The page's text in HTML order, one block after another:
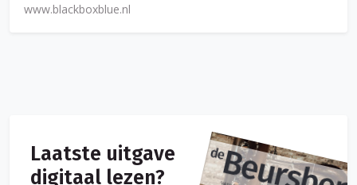
www.blackboxblue.nl
Laatste uitgave
digitaal lezen?